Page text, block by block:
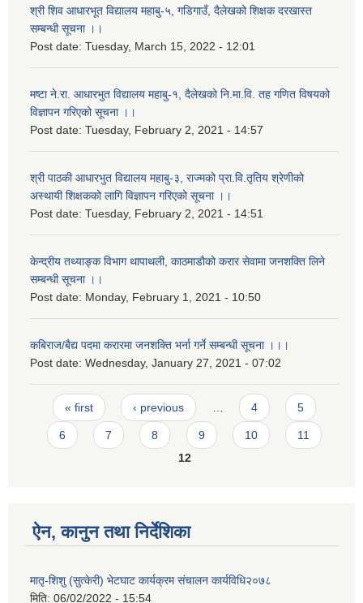
श्री शिव आधारभूत विद्यालय महाबु-५, गडिगाउँ, दैलेखको शिक्षक दरखास्त
सम्बन्धी सूचना ।।
Post date: Tuesday, March 15, 2022 - 12:01
मष्टा ने.रा. आधारभुत विद्यालय महाबु-१, दैलेखको नि.मा.वि. तह गणित विषयको
विज्ञापन गरिएको सूचना ।।
Post date: Tuesday, February 2, 2021 - 14:57
श्री पाठकी आधारभुत विद्यालय महाबु-३, राज्मको प्रा.वि.तृतिय श्रेणीको
अस्थायी शिक्षकको लागि विज्ञापन गरिएको सूचना ।।
Post date: Tuesday, February 2, 2021 - 14:51
केन्द्रीय तथ्याङ्क विभाग थापाथली, काठमाडाैको करार सेवामा जनशक्ति लिने
सम्बन्धी सूचना ।।
Post date: Monday, February 1, 2021 - 10:50
कबिराज/बैद्य पदमा करारमा जनशक्ति भर्ना गर्ने सम्बन्धी सूचना ।।।
Post date: Wednesday, January 27, 2021 - 07:02
Pages
« first ‹ previous 4 5
6 7 8 9 10
11
12
ऐन, कानुन तथा निर्देशिका
मातृ-शिशु (सुत्केरी) भेटघाट कार्यक्रम संचालन कार्यविधि२०७८
मिति: 06/02/2022 - 15:54